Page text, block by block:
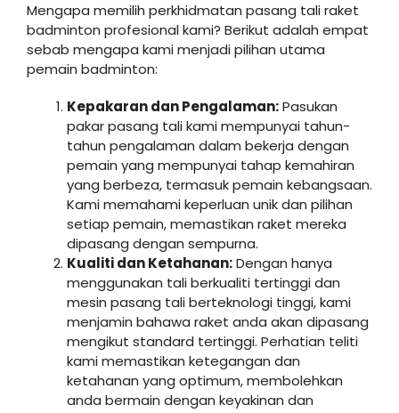
Mengapa memilih perkhidmatan pasang tali raket
badminton profesional kami? Berikut adalah empat
sebab mengapa kami menjadi pilihan utama
pemain badminton:
Kepakaran dan Pengalaman:Pasukan
pakar pasang tali kami mempunyai tahun-
tahun pengalaman dalam bekerja dengan
pemain yang mempunyai tahap kemahiran
yang berbeza, termasuk pemain kebangsaan.
Kami memahami keperluan unik dan pilihan
setiap pemain, memastikan raket mereka
dipasang dengan sempurna.
Kualiti dan Ketahanan:Dengan hanya
menggunakan tali berkualiti tertinggi dan
mesin pasang tali berteknologi tinggi, kami
menjamin bahawa raket anda akan dipasang
mengikut standard tertinggi. Perhatian teliti
kami memastikan ketegangan dan
ketahanan yang optimum, membolehkan
anda bermain dengan keyakinan dan